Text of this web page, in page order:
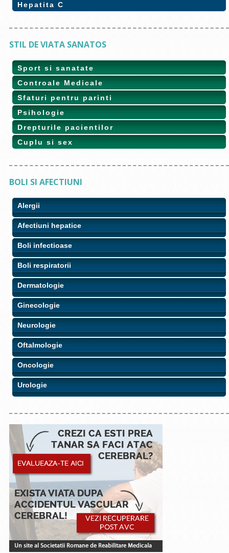
Hepatita C
STIL DE VIATA SANATOS
Sport si sanatate
Controale Medicale
Sfaturi pentru parinti
Psihologie
Drepturile pacientilor
Cuplu si sex
BOLI SI AFECTIUNI
Alergii
Afectiuni hepatice
Boli infectioase
Boli respiratorii
Dermatologie
Ginecologie
Neurologie
Oftalmologie
Oncologie
Urologie